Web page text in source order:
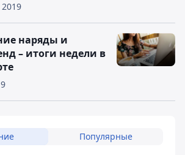
наряды и
– итоги недели в
Популярные